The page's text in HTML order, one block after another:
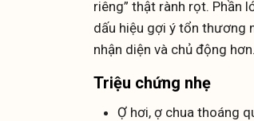
riêng” thật rành rọt. Phần
dấu hiệu gợi ý tổn thương
nhận diện và chủ động hơn.
Triệu chứng nhẹ
Ợ hơi, ợ chua thoáng